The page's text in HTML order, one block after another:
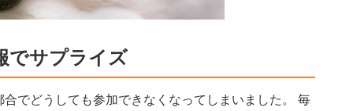
でサプライズ
でどうしても参加できなくなってしまいました。 毎